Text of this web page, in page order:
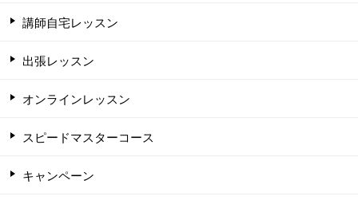
講師自宅レッスン
出張レッスン
オンラインレッスン
スピードマスターコース
キャンペーン